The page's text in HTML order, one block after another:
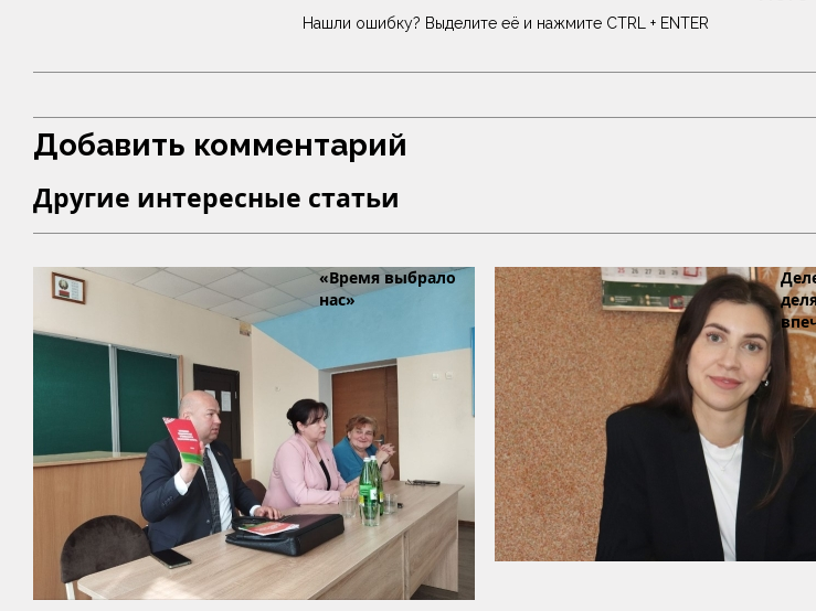
Нашли ошибку? Выделите её и нажмите CTRL + ENTER
Добавить комментарий
Другие интересные статьи
«Время выбрало
нас»